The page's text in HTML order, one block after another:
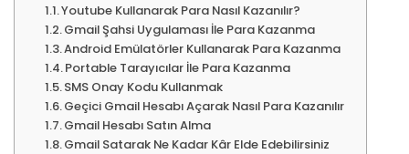
Youtube Kullanarak Para Nasıl Kazanılır?
Gmail Şahsi Uygulaması İle Para Kazanma
Android Emülatörler Kullanarak Para Kazanma
Portable Tarayıcılar İle Para Kazanma
SMS Onay Kodu Kullanmak
Geçici Gmail Hesabı Açarak Nasıl Para Kazanılır
Gmail Hesabı Satın Alma
Gmail Satarak Ne Kadar Kâr Elde Edebilirsiniz